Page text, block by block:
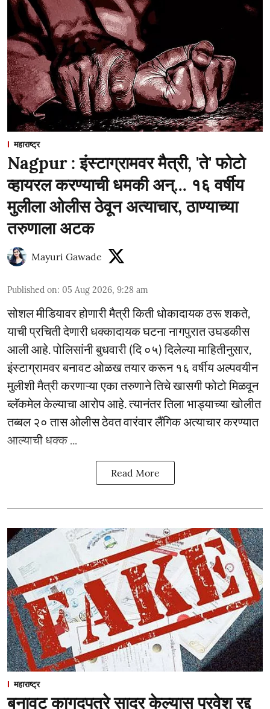
महाराष्ट्र
Nagpur : इंस्टाग्रामवर मैत्री, 'ते' फोटो
व्हायरल करण्याची धमकी अन्... १६ वर्षीय
मुलीला ओलीस ठेवून अत्याचार, ठाण्याच्या
तरुणाला अटक
Mayuri Gawade
Published on: 05 Aug 2026, 9:28 am
सोशल मीडियावर होणारी मैत्री किती धोकादायक ठरू शकते,
याची प्रचिती देणारी धक्कादायक घटना नागपुरात उघडकीस
आली आहे. पोलिसांनी बुधवारी (दि ०५) दिलेल्या माहितीनुसार,
इंस्टाग्रामवर बनावट ओळख तयार करून १६ वर्षीय अल्पवयीन
मुलीशी मैत्री करणाऱ्या एका तरुणाने तिचे खासगी फोटो मिळवून
ब्लॅकमेल केल्याचा आरोप आहे. त्यानंतर तिला भाड्याच्या खोलीत
तब्बल २० तास ओलीस ठेवत वारंवार लैंगिक अत्याचार करण्यात
आल्याची धक्क ...
Read More
महाराष्ट्र
बनावट कागदपत्रे सादर केल्यास प्रवेश रद्द